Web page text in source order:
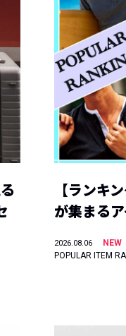
【ランキ
が集まる
2026.08.06
NEW
POPULAR ITEM